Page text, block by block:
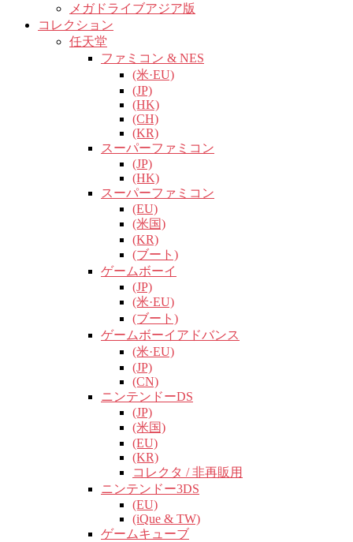
メガドライブアジア版
コレクション
任天堂
ファミコン & NES
(米·EU)
(JP)
(HK)
(CH)
(KR)
スーパーファミコン
(JP)
(HK)
スーパーファミコン
(EU)
(米国)
(KR)
(ブート)
ゲームボーイ
(JP)
(米·EU)
(ブート)
ゲームボーイアドバンス
(米·EU)
(JP)
(CN)
ニンテンドーDS
(JP)
(米国)
(EU)
(KR)
コレクタ / 非再販用
ニンテンドー3DS
(EU)
(iQue & TW)
ゲームキューブ